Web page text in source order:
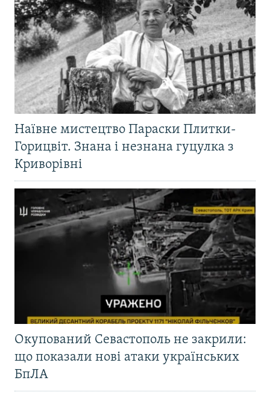
Наївне мистецтво Параски Плитки-
Горицвіт. Знана і незнана гуцулка з
Криворівні
Окупований Севастополь не закрили:
що показали нові атаки українських
БпЛА